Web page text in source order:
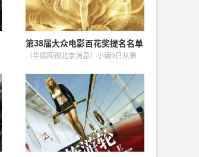
第38届大众电影百花奖提名名单
揭晓
（华娱网视北京消息）小编9日从第
布会上获悉，本届百花奖系列活动将
于8月7日至10日在北京举行。会上发
布了第38届大众电影百花奖...